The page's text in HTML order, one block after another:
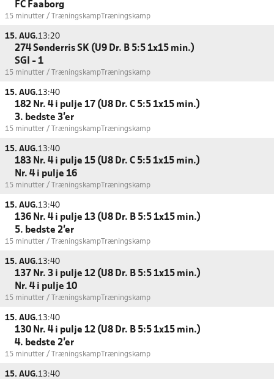
FC Faaborg
15 minutter / Træningskamp Træningskamp
15. AUG.13:20
274 Sønderris SK (U9 Dr. B 5:5 1x15 min.)
SGI - 1
15 minutter / Træningskamp Træningskamp
15. AUG.13:40
182 Nr. 4 i pulje 17 (U8 Dr. C 5:5 1x15 min.)
3. bedste 3'er
15 minutter / Træningskamp Træningskamp
15. AUG.13:40
183 Nr. 4 i pulje 15 (U8 Dr. C 5:5 1x15 min.)
Nr. 4 i pulje 16
15 minutter / Træningskamp Træningskamp
15. AUG.13:40
136 Nr. 4 i pulje 13 (U8 Dr. B 5:5 1x15 min.)
5. bedste 2'er
15 minutter / Træningskamp Træningskamp
15. AUG.13:40
137 Nr. 3 i pulje 12 (U8 Dr. B 5:5 1x15 min.)
Nr. 4 i pulje 10
15 minutter / Træningskamp Træningskamp
15. AUG.13:40
130 Nr. 4 i pulje 12 (U8 Dr. B 5:5 1x15 min.)
4. bedste 2'er
15 minutter / Træningskamp Træningskamp
15. AUG.13:40